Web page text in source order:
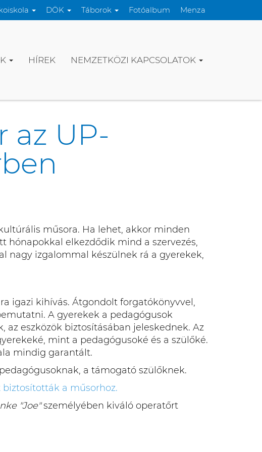
DÖK Táborok Fotóalbum Menza
HÍREK NEMZETKÖZI KAPCSOLATOK
az UP-
műsora. Ha lehet, akkor minden
hónapokkal elkezdődik mind a szervezés,
nagy izgalommal készülnek rá a gyerekek,
igazi kihívás. Átgondolt forgatókönyvvel,
A gyerekek a pedagógusok
eszközök biztosításában jeleskednek. Az
mint a pedagógusoké és a szülőké.
mindig garantált.
a támogató szülőknek.
a műsorhoz.
"Joe"személyében kiváló operatőrt